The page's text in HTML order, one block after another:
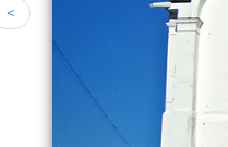
<